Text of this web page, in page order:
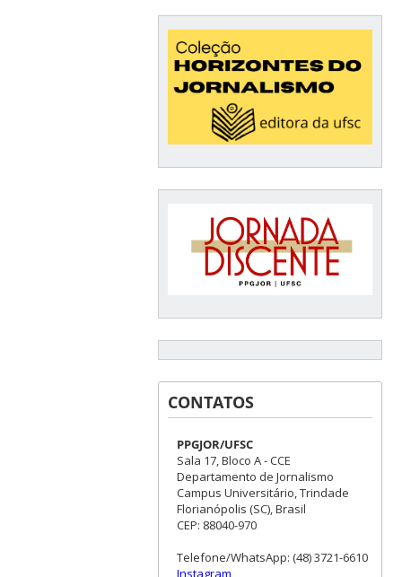
CONTATOS
PPGJOR/UFSC
Sala 17, Bloco A - CCE
Departamento de Jornalismo
Campus Universitário, Trindade
Florianópolis (SC), Brasil
CEP: 88040-970
Telefone/WhatsApp: (48) 3721-6610
Instagram